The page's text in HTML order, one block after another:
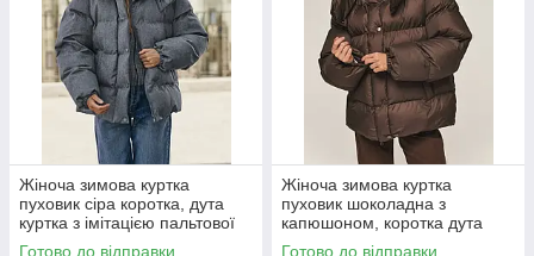
Жіноча зимова куртка
пуховик сіра коротка, дута
куртка з імітацією пальтової
тканини біопух до -20°C 42-
Готово до відправки
Жіноча зимова куртка
пуховик шоколадна з
капюшоном, коротка дута
куртка біопух до -20°C 44-50
Готово до відправки